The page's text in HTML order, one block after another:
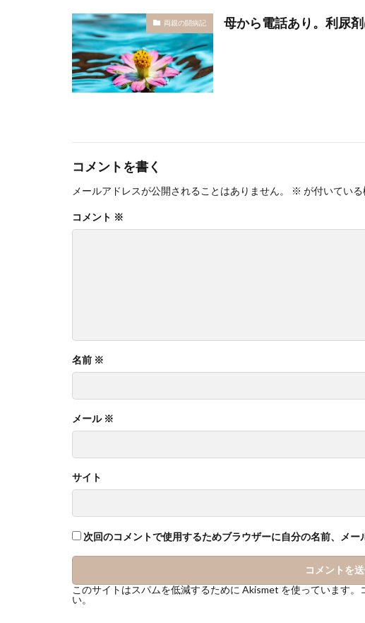
両親の闘病記 母から電話あり。利尿剤
コメントを書く
メールアドレスが公開されることはありません。 ※ が付いてい
コメント ※
名前 ※
メール ※
サイト
次回のコメントで使用するためブラウザーに自分の名前、メー
このサイトはスパムを低減するために Akismet を使っています。
い。